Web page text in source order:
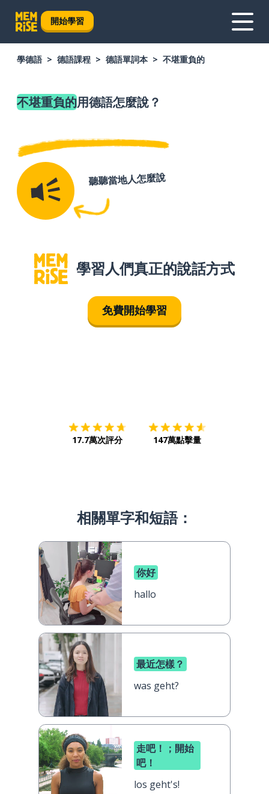
開始學習
學德語 德語課程 德語單詞本 不堪重負的
不堪重負的用德語怎麼說？
聽聽當地人怎麼說
學習人們真正的說話方式
免費開始學習
17.7萬次評分 147萬點擊量
相關單字和短語：
你好
hallo
最近怎樣？
was geht?
走吧！；開始
吧！
los geht's!